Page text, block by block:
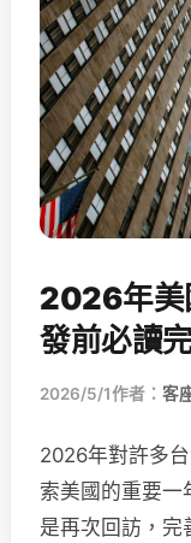
2026年美
發前必讀
2026/5/1作者： 客
2026年對許多
索美國的重要一
是再次回訪，完